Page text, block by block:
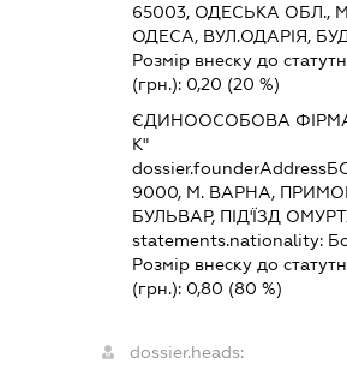
65003, ОДЕСЬКА ОБЛ.,
ОДЕСА, ВУЛ.ОДАРІЯ,
Розмір внеску до
(грн.): 0,20 (20 %)
ЄДИНООСОБОВА
К"
dossier.founderAddress
9000, М. ВАРНА,
БУЛЬВАР, ПІД'ЇЗД
statements.nationality:
Розмір внеску до
(грн.): 0,80 (80 %)
dossier.heads: